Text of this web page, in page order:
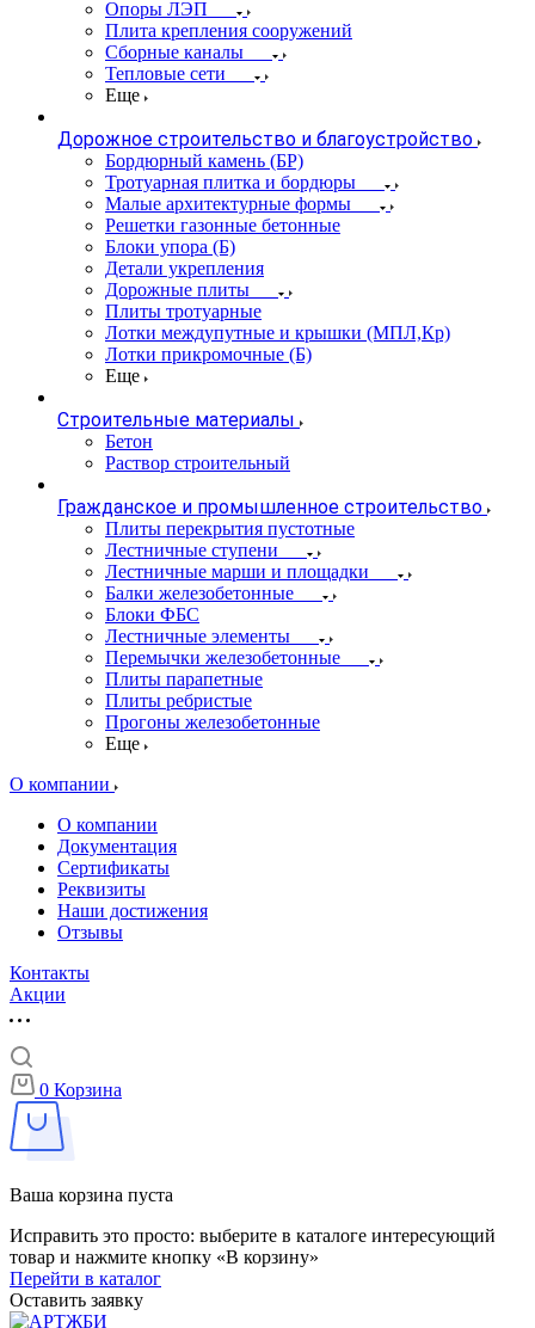
Опоры ЛЭП
Плита крепления сооружений
Сборные каналы
Тепловые сети
Еще
Дорожное строительство и благоустройство
Бордюрный камень (БР)
Тротуарная плитка и бордюры
Малые архитектурные формы
Решетки газонные бетонные
Блоки упора (Б)
Детали укрепления
Дорожные плиты
Плиты тротуарные
Лотки междупутные и крышки (МПЛ,Кр)
Лотки прикромочные (Б)
Еще
Строительные материалы
Бетон
Раствор строительный
Гражданское и промышленное строительство
Плиты перекрытия пустотные
Лестничные ступени
Лестничные марши и площадки
Балки железобетонные
Блоки ФБС
Лестничные элементы
Перемычки железобетонные
Плиты парапетные
Плиты ребристые
Прогоны железобетонные
Еще
О компании
О компании
Документация
Сертификаты
Реквизиты
Наши достижения
Отзывы
Контакты
Акции
0 Корзина
Ваша корзина пуста
Исправить это просто: выберите в каталоге интересующий
товар и нажмите кнопку «В корзину»
Перейти в каталог
Оставить заявку